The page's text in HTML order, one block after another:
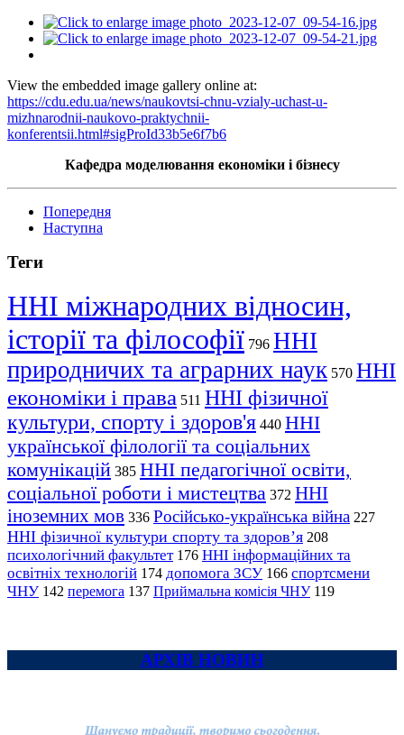
View the embedded image gallery online at:
https://cdu.edu.ua/news/naukovtsi-chnu-vzialy-uchast-u-
mizhnarodnii-naukovo-praktychnii-
konferentsii.html#sigProId33b5e6f7b6
Кафедра моделювання економіки ібізнесу
Попередня
Наступна
Теги
ННІ міжнародних відносин,
історії та філософії 796 ННІ
природничих та аграрних наук 570 ННІ
економіки і права 511 ННІ фізичної
культури, спорту і здоров'я 440 ННІ
української філології та соціальних
комунікацій 385 ННІ педагогічної освіти,
соціальної роботи і мистецтва 372 ННІ
іноземних мов 336 Російсько-українська війна 227
ННІ фізичної культури спорту та здоров’я 208
психологічний факультет 176 ННІ інформаційних та
освітніх технологій 174 допомога ЗСУ 166 спортсмени
ЧНУ 142 перемога 137 Приймальна комісія ЧНУ 119
АРХІВ НОВИН